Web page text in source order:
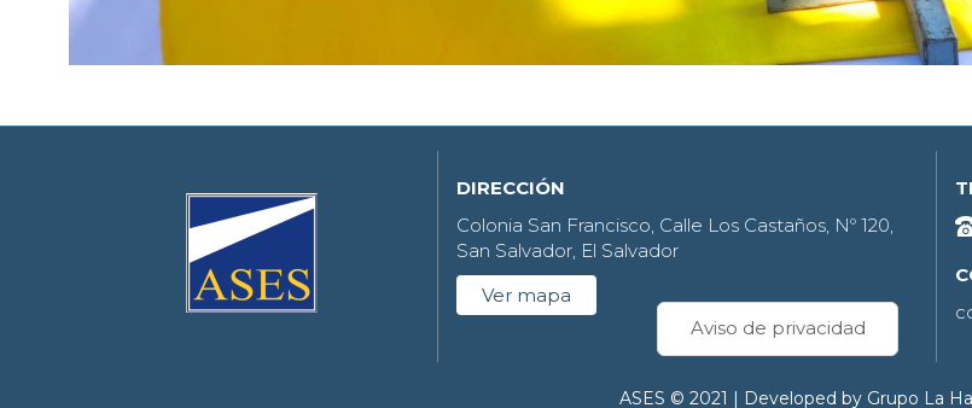
DIRECCIÓN
Colonia San Francisco, Calle Los Castaños, Nº 120,
San Salvador, El Salvador
Ver mapa
Aviso de privacidad
ASES © 2021 | Developed by Grupo La